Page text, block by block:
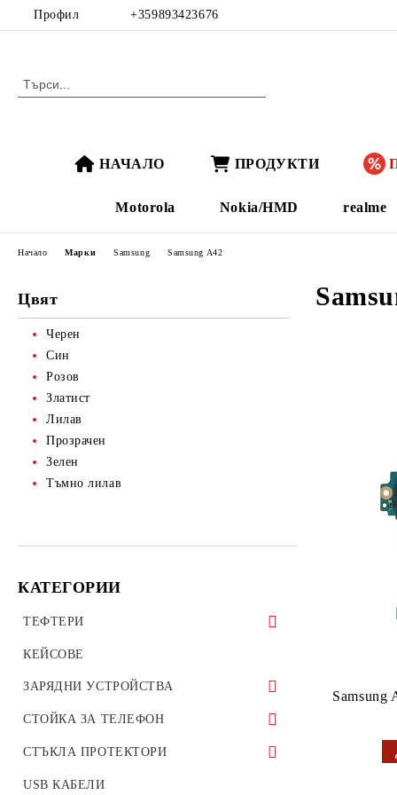
Профил +359893423676
НАЧАЛО ПРОДУКТИ
Motorola Nokia/HMD realme
Цвят
Черен
Син
Розов
Златист
Лилав
Прозрачен
Зелен
Тъмно лилав
КАТЕГОРИИ
ТЕФТЕРИ
ТЕФТЕРИ ЗА ТАБЛЕТИ
УНИВЕРСАЛНИ КАЛЪФИ
КЕЙСОВЕ
ЗАРЯДНИ УСТРОЙСТВА
ЗАРЯДНИ ЗА ТЕЛЕФОН
АВТО ЗАРЯДНИ УСТРОЙСТВА
ОРИГИНАЛНИ ЗАРЯДНИ
СТОЙКА ЗА ТЕЛЕФОН
Стойки за велосипед мотоциклет
Стойки за гледане на филми телефон
СТЪКЛА ПРОТЕКТОРИ
СТЪКЛЕН ПРОТЕКТОР ЗА
USB КАБЕЛИ
Начало Марки Samsung Samsung A42
Samsung